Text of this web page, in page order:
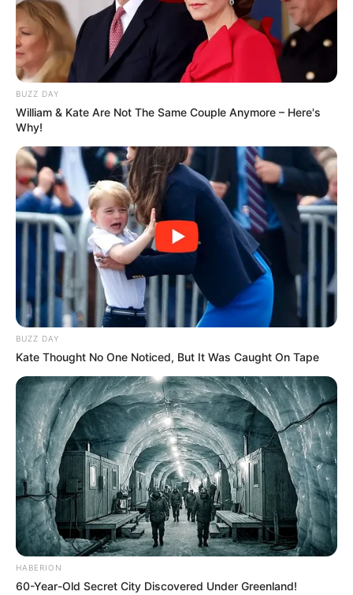
BUZZ DAY
William & Kate Are Not The Same Couple Anymore – Here's
Why!
BUZZ DAY
Kate Thought No One Noticed, But It Was Caught On Tape
HABERION
60-Year-Old Secret City Discovered Under Greenland!